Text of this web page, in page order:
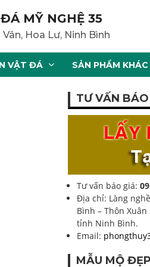
MỸ NGHỆ 35
Hoa Lư, Ninh Bình
VẬT ĐÁ SẢN PHẨM KHÁC
TƯ VẤN
Tư vấn báo giá:
Địa chỉ: Làng
Bình – Thôn
tỉnh Ninh Bình.
Email:
MẪU MỘ